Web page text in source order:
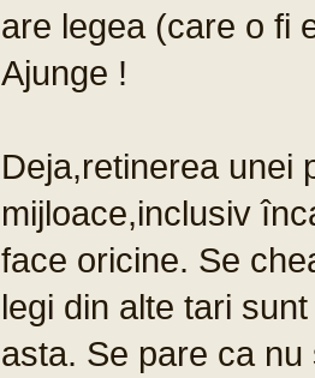
are legea (care o fi
Ajunge !
Deja,retinerea unei
mijloace,inclusiv
face oricine. Se
legi din alte tari
asta. Se pare ca